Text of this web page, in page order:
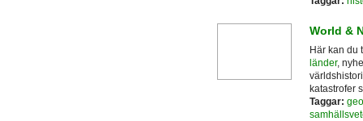
World &
Här kan du
länder,
katastrofer
Taggar: